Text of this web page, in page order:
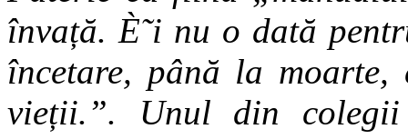
învață. È˜i nu o dată
încetare, până la moarte,
vieții.”. Unul din